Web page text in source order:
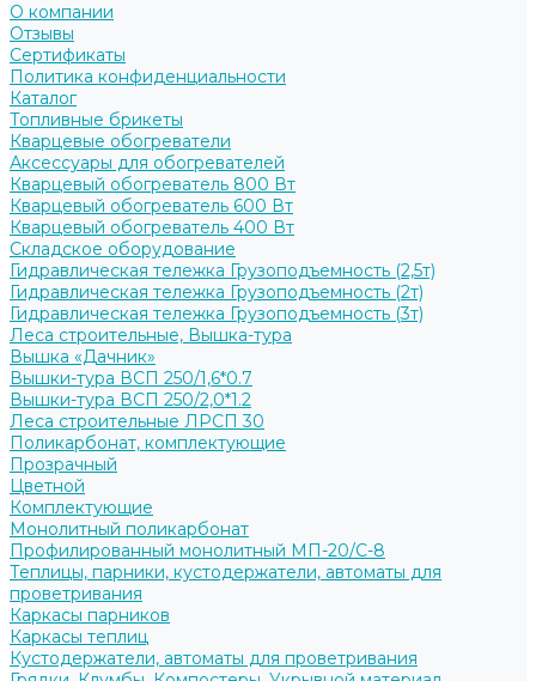
О компании
Отзывы
Сертификаты
Политика конфиденциальности
Каталог
Топливные брикеты
Кварцевые обогреватели
Аксессуары для обогревателей
Кварцевый обогреватель 800 Вт
Кварцевый обогреватель 600 Вт
Кварцевый обогреватель 400 Вт
Складское оборудование
Гидравлическая тележка Грузоподъемность (2,5т)
Гидравлическая тележка Грузоподъемность (2т)
Гидравлическая тележка Грузоподъемность (3т)
Леса строительные, Вышка-тура
Вышка «Дачник»
Вышки-тура ВСП 250/1,6*0.7
Вышки-тура ВСП 250/2,0*1.2
Леса строительные ЛРСП 30
Поликарбонат, комплектующие
Прозрачный
Цветной
Комплектующие
Монолитный поликарбонат
Профилированный монолитный МП-20/С-8
Теплицы, парники, кустодержатели, автоматы для
проветривания
Каркасы парников
Каркасы теплиц
Кустодержатели, автоматы для проветривания